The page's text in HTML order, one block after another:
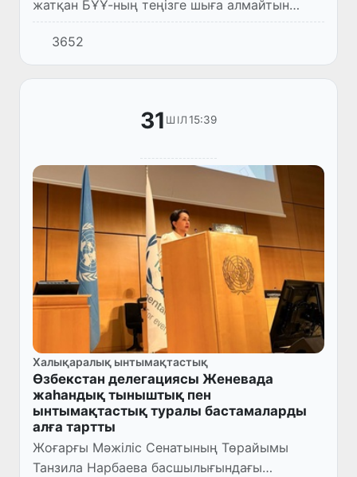
жатқан БҰҰ-ның теңізге шыға алмайтын
дамушы елдер жөніндегі үшінші
конференциясы аясында Олий Мажлис
Сенатының Төрайымы Танзила Нарбаева
3652
31 ШІЛ 15:39
Халықаралық ынтымақтастық
Өзбекстан делегациясы Женевада
жаһандық тыныштық пен
ынтымақтастық туралы бастамаларды
алға тартты
Жоғарғы Мәжіліс Сенатының Төрайымы
Танзила Нарбаева басшылығындағы